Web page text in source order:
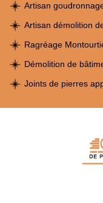
Artisan
Artisan démolition
Ragréage
Démolition de
Joints de pierres